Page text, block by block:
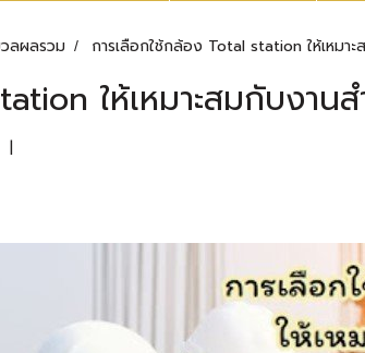
ลผลรวม การเลือกใช้กล้อง Total station ให้เหมาะ
ให้เหมาะสมกับงาน
|